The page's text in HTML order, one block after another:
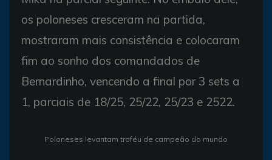
os poloneses cresceram na partida,
mostraram mais consistência e colocaram
fim ao sonho dos comandados de
Bernardinho, vencendo a final por 3 sets a
1, parciais de 18/25, 25/22, 25/23 e 2522.
Poloneses levantam troféu de campeão do mundo